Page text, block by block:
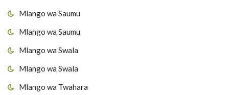
Mlango wa Saumu
Mlango wa Saumu
Mlango wa Swala
Mlango wa Swala
Mlango wa Twahara